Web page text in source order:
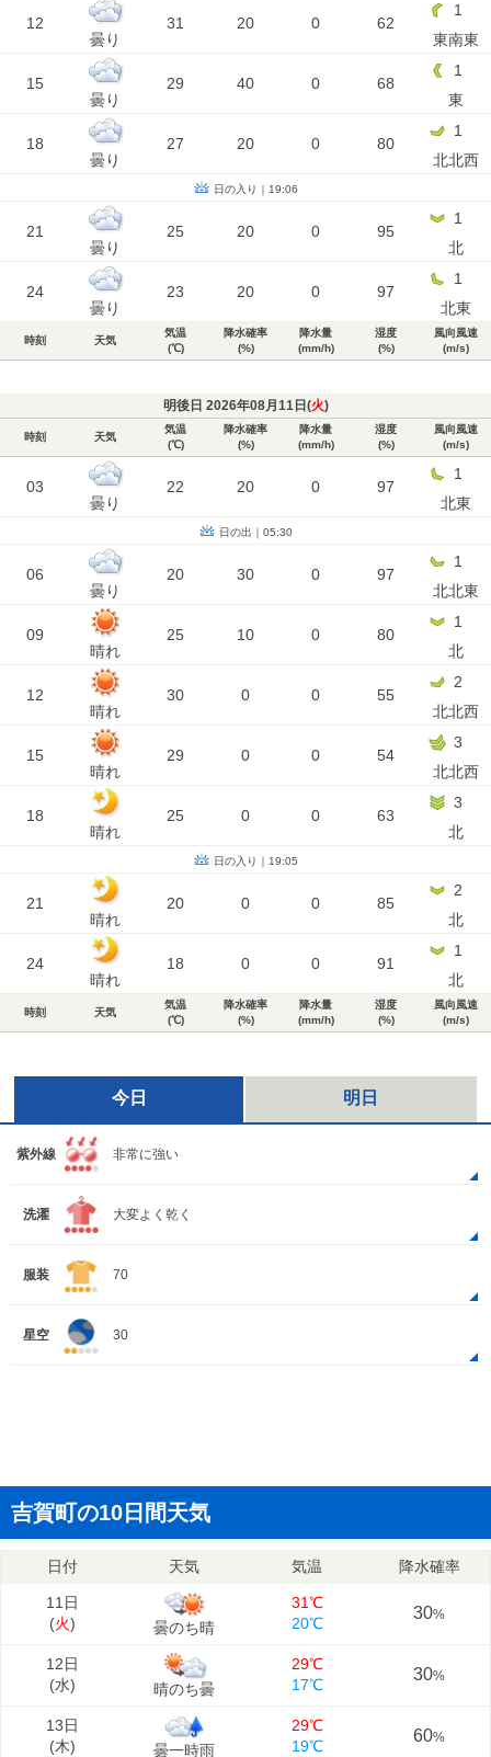
12
曇り
31 20 0 62
1
東南東
15
曇り
29 40 0 68
1
東
18
曇り
27 20 0 80
1
北北西
日の入り｜19:06
21
曇り
25 20 0 95
1
北
24
曇り
23 20 0 97
1
北東
時刻 天気
気温
(℃)
降水確率
(%)
降水量
(mm/h)
湿度
(%)
風向風速
(m/s)
明後日 2026年08月11日(火)
時刻 天気
気温
(℃)
降水確率
(%)
降水量
(mm/h)
湿度
(%)
風向風速
(m/s)
03
曇り
22 20 0 97
1
北東
日の出｜05:30
06
曇り
20 30 0 97
1
北北東
09
晴れ
25 10 0 80
1
北
12
晴れ
30 0 0 55
2
北北西
15
晴れ
29 0 0 54
3
北北西
18
晴れ
25 0 0 63
3
北
日の入り｜19:05
21
晴れ
20 0 0 85
2
北
24
晴れ
18 0 0 91
1
北
時刻 天気
気温
(℃)
降水確率
(%)
降水量
(mm/h)
湿度
(%)
風向風速
(m/s)
今日 明日
紫外線 非常に強い
洗濯 大変よく乾く
服装 70
星空 30
吉賀町の10日間天気
日付 天気 気温 降水確率
11日
(火) 曇のち晴
31℃
20℃
30%
12日
(水) 晴のち曇
29℃
17℃
30%
13日
(木) 曇一時雨
29℃
19℃
60%